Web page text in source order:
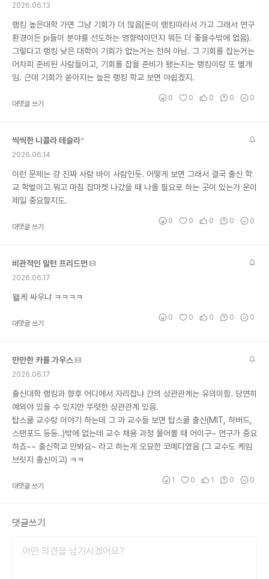
2026.06.13
랭킹 높은대학 가면 그냥 기회가 더 많음(돈이 랭킹따라서 가고 그래서 연구
환경이든 pi들이 분야를 선도하는 영향력이던지 뭐든 더 좋을수밖에 없음).
그렇다고 랭킹 낮은 대학이 기회가 없는거는 전혀 아님. 그 기회를 잡는거는
어차피 준비된 사람들이고, 기회를 잡을 준비가 됐는지는 랭킹이랑 또 별개
임. 근데 기회가 쏟아지는 높은 랭킹 학교 보면 아쉽겠지.
대댓글 쓰기
0 0 0 0 0
씩씩한 니콜라 테슬라*
2026.06.14
이런 문제는 걍 진짜 사람 바이 사람인듯. 어떻게 보면 그래서 결국 출신 학
교 학벌이고 뭐고 마침 잡마켓 나갔을 때 나를 필요로 하는 곳이 있는가 운이
제일 중요할지도.
대댓글 쓰기
0 0 0 0 0
비관적인 밀턴 프리드먼
2026.06.17
왤케 싸우냐 ㅋㅋㅋㅋ
대댓글 쓰기
0 0 0 0 0
만만한 카를 가우스
2026.06.17
출신대학 랭킹과 향후 어디에서 자리잡냐 간의 상관관계는 유의미함. 당연히
예외야 있을 수 있지만 뚜렷한 상관관계 있음.
탑스쿨 교수랑 이야기 하는데 그 과 교수들 보면 탑스쿨 출신(MIT, 하버드,
스탠포드 등등..)밖에 없는데 교수 채용 과정 물어볼 때 어이구~ 연구가 중요
하죠~~ 출신학교 안봐요~ 라고 하는게 오묘한 코메디였음 (그 교수도 케임
브릿지 출신이고) ㅋㅋ
대댓글 쓰기
1 0 1 0 0
댓글쓰기